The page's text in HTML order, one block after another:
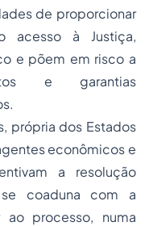
de proporcionar
acesso à Justiça,
e põem em risco a
e garantias
própria dos Estados
econômicos e
a resolução
coaduna com a
processo, numa